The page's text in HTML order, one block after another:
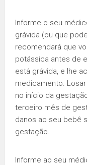
Informe o seu
grávida (ou que
recomendará que
potássica antes de
está grávida, e lhe
medicamento.
no início da
terceiro mês de
danos ao seu bebê
gestação.
Informe ao seu